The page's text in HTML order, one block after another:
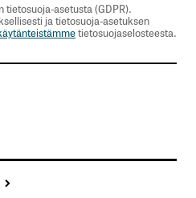
tietosuoja-asetusta (GDPR).
ja tietosuoja-asetuksen
tietosuojaselosteesta.